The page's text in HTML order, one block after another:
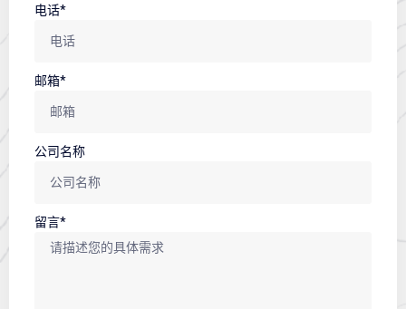
电话*
邮箱*
公司名称
留言*